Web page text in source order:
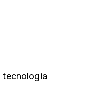
tecnologia